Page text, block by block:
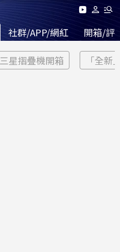
社群/APP/網紅 開箱/評
三星摺疊機開箱 「全新